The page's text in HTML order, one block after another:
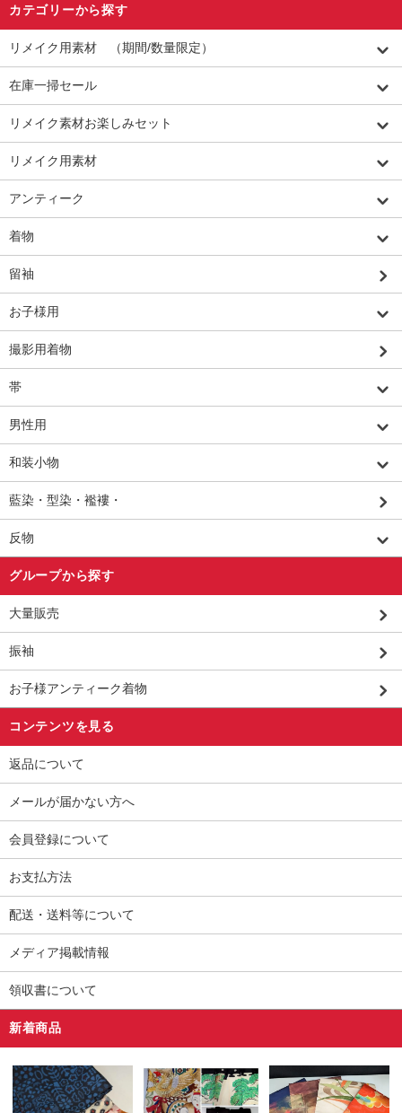
カテゴリーから探す
リメイク用素材 （期間/数量限定）
在庫一掃セール
リメイク素材お楽しみセット
リメイク用素材
アンティーク
着物
留袖
お子様用
撮影用着物
帯
男性用
和装小物
藍染・型染・襤褸・
反物
グループから探す
大量販売
振袖
お子様アンティーク着物
コンテンツを見る
返品について
メールが届かない方へ
会員登録について
お支払方法
配送・送料等について
メディア掲載情報
領収書について
新着商品